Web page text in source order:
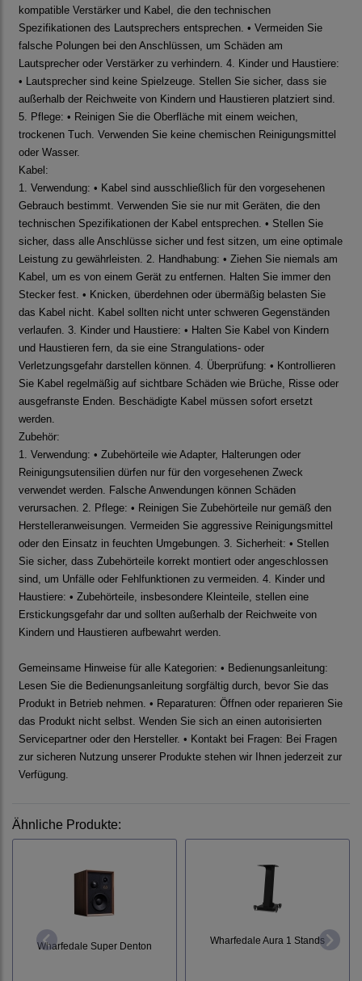
kompatible Verstärker und Kabel, die den technischen
Spezifikationen des Lautsprechers entsprechen. • Vermeiden Sie
falsche Polungen bei den Anschlüssen, um Schäden am
Lautsprecher oder Verstärker zu verhindern. 4. Kinder und Haustiere:
• Lautsprecher sind keine Spielzeuge. Stellen Sie sicher, dass sie
außerhalb der Reichweite von Kindern und Haustieren platziert sind.
5. Pflege: • Reinigen Sie die Oberfläche mit einem weichen,
trockenen Tuch. Verwenden Sie keine chemischen Reinigungsmittel
oder Wasser.
Kabel:
1. Verwendung: • Kabel sind ausschließlich für den vorgesehenen
Gebrauch bestimmt. Verwenden Sie sie nur mit Geräten, die den
technischen Spezifikationen der Kabel entsprechen. • Stellen Sie
sicher, dass alle Anschlüsse sicher und fest sitzen, um eine optimale
Leistung zu gewährleisten. 2. Handhabung: • Ziehen Sie niemals am
Kabel, um es von einem Gerät zu entfernen. Halten Sie immer den
Stecker fest. • Knicken, überdehnen oder übermäßig belasten Sie
das Kabel nicht. Kabel sollten nicht unter schweren Gegenständen
verlaufen. 3. Kinder und Haustiere: • Halten Sie Kabel von Kindern
und Haustieren fern, da sie eine Strangulations- oder
Verletzungsgefahr darstellen können. 4. Überprüfung: • Kontrollieren
Sie Kabel regelmäßig auf sichtbare Schäden wie Brüche, Risse oder
ausgefranste Enden. Beschädigte Kabel müssen sofort ersetzt
werden.
Zubehör:
1. Verwendung: • Zubehörteile wie Adapter, Halterungen oder
Reinigungsutensilien dürfen nur für den vorgesehenen Zweck
verwendet werden. Falsche Anwendungen können Schäden
verursachen. 2. Pflege: • Reinigen Sie Zubehörteile nur gemäß den
Herstelleranweisungen. Vermeiden Sie aggressive Reinigungsmittel
oder den Einsatz in feuchten Umgebungen. 3. Sicherheit: • Stellen
Sie sicher, dass Zubehörteile korrekt montiert oder angeschlossen
sind, um Unfälle oder Fehlfunktionen zu vermeiden. 4. Kinder und
Haustiere: • Zubehörteile, insbesondere Kleinteile, stellen eine
Erstickungsgefahr dar und sollten außerhalb der Reichweite von
Kindern und Haustieren aufbewahrt werden.
Gemeinsame Hinweise für alle Kategorien: • Bedienungsanleitung:
Lesen Sie die Bedienungsanleitung sorgfältig durch, bevor Sie das
Produkt in Betrieb nehmen. • Reparaturen: Öffnen oder reparieren Sie
das Produkt nicht selbst. Wenden Sie sich an einen autorisierten
Servicepartner oder den Hersteller. • Kontakt bei Fragen: Bei Fragen
zur sicheren Nutzung unserer Produkte stehen wir Ihnen jederzeit zur
Verfügung.
Ähnliche Produkte:
Wharfedale Super Denton
Wharfedale Aura 1 Stands